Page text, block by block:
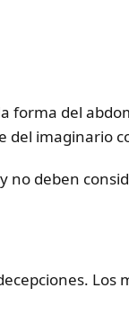
forma del
del imaginario
deben